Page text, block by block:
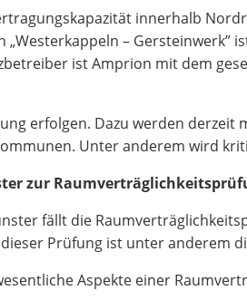
innerhalb
– Gersteinwerk”
ist Amprion mit dem
erfolgen. Dazu werden
Unter anderem wird
zur
fällt die
Prüfung ist unter anderem
Aspekte einer